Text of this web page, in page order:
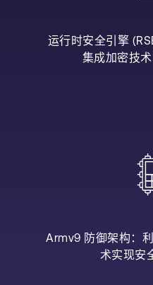
运行时安全引擎
集成加密技术
Armv9 防御架构：
术实现安